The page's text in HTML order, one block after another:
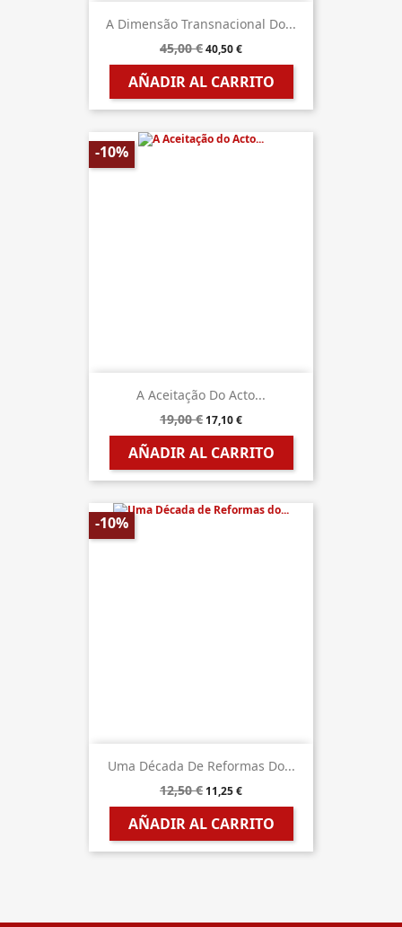
A Dimensão Transnacional Do...
45,00 €40,50 €
AÑADIR AL CARRITO
A Aceitação Do Acto...
19,00 € 17,10 €
AÑADIR AL CARRITO
-10%
Uma Década De Reformas Do...
12,50 € 11,25 €
AÑADIR AL CARRITO
-10%